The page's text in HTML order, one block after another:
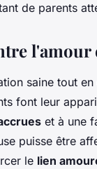
de parents
l'amour
saine tout en
font leur
et à une
puisse être
le lien